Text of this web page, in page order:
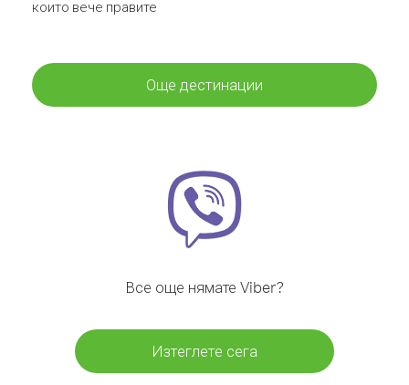
които вече правите
Още дестинации
Все още нямате Viber?
Изтеглете сега